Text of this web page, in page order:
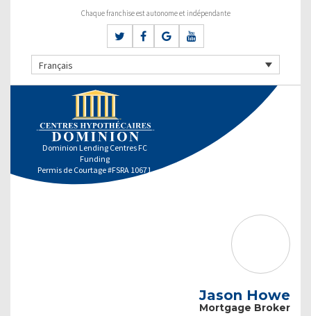
Chaque franchise est autonome et indépendante
Français
Dominion Lending Centres FC
Funding
Permis de Courtage #FSRA 10671
Jason Howe
Mortgage Broker